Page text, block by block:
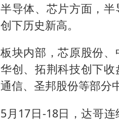
半导体、芯片方面，
创下历史新高。
板块内部，芯原股份
华创、拓荆科技创下
通信、圣邦股份等部分
5月17日-18日，达哥